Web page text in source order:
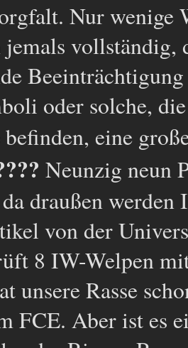
Nur wenige
vollständig,
oder solche,
eine
Neunzig neun
draußen werden
von der
8 IW-Welpen
unsere Rasse
FCE. Aber ist es